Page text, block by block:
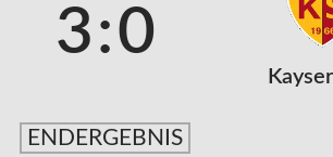
3:0
ENDERGEBNIS